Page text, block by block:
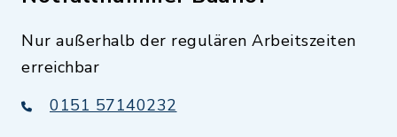
Nur außerhalb der regulären Arbeitszeiten
erreichbar
0151 57140232